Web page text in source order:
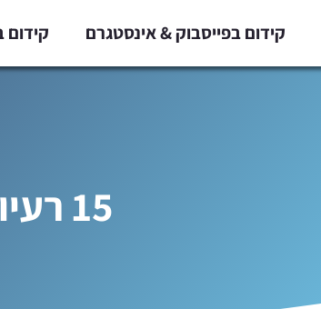
קידום בפייסבוק & אינסטגרם קידום
15 רעיונות לגיבוש צוות